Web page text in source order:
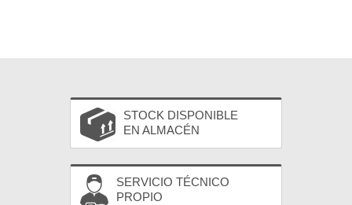
STOCK DISPONIBLE
EN ALMACÉN
SERVICIO TÉCNICO
PROPIO